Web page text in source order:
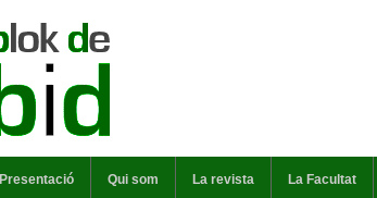
Presentació Qui som La revista La Facultat